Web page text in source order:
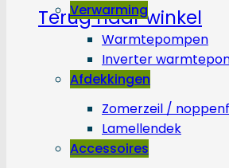
Terug naar winkel
Verwarming
Warmtepompen
Inverter
Afdekkingen
Zomerzeil /
Lamellendek
Accessoires